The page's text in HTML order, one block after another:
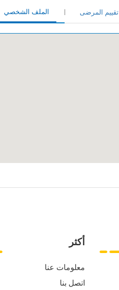
الملف الشخصي تقييم المرضى
أكثر
معلومات عنا
اتصل بنا